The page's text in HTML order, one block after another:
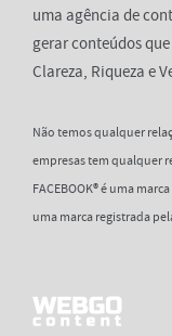
uma agência de
gerar conteúdos
Clareza, Riqueza e
Não temos qualquer
empresas tem qualquer
FACEBOOK® é uma
uma marca registrada